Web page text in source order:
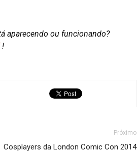
aparecendo ou funcionando?
!
Próximo
Cosplayers da London Comic Con 2014